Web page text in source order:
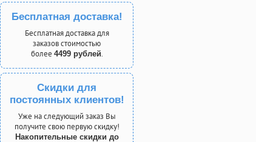
Бесплатная доставка!
Бесплатная доставка для
заказов стоимостью
более 4499 рублей.
Скидки для
постоянных клиентов!
Уже на следующий заказ Вы
получите свою первую скидку!
Накопительные скидки до